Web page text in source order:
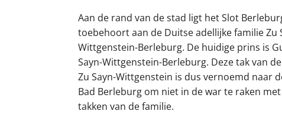
Aan de rand van de stad ligt het Slot
toebehoort aan de Duitse adellijke familie Zu
Wittgenstein-Berleburg. De huidige prins is
Sayn-Wittgenstein-Berleburg. Deze tak van
Zu Sayn-Wittgenstein is dus vernoemd naar
Bad Berleburg om niet in de war te raken
takken van de familie.